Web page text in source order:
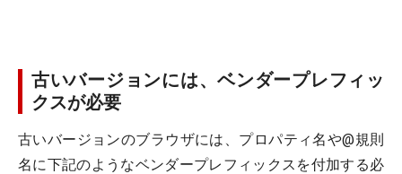
古いバージョンには、ベンダープレフィッ
クスが必要
古いバージョンのブラウザには、プロパティ名や@規則
名に下記のようなベンダープレフィックスを付加する必